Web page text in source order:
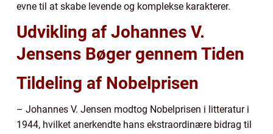
evne til at skabe levende og komplekse karakterer.
Udvikling af Johannes V.
Jensens Bøger gennem Tiden
Tildeling af Nobelprisen
– Johannes V. Jensen modtog Nobelprisen i litteratur i
1944, hvilket anerkendte hans ekstraordinære bidrag til